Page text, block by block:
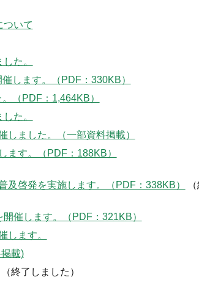
ついて
た。
します。（PDF：330KB）
（PDF：1,464KB）
た。
ました。（一部資料掲載）
ます。（PDF：188KB）
啓発を実施します。（PDF：338KB）
催します。（PDF：321KB）
します。
載)
（終了しました）